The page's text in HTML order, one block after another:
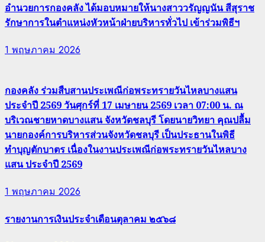
อำนวยการกองคลัง ได้มอบหมายให้นางสาววรัญญนัน สีสุราช
รักษาการในตำแหน่งหัวหน้าฝ่ายบริหารทั่วไป เข้าร่วมพิธีฯ
1 พฤษภาคม 2026
กองคลัง ร่วมสืบสานประเพณีก่อพระทรายวันไหลบางแสน
ประจำปี 2569 วันศุกร์ที่ 17 เมษายน 2569 เวลา 07:00 น. ณ
บริเวณชายหาดบางแสน จังหวัดชลบุรี โดยนายวิทยา คุณปลื้ม
นายกองค์การบริหารส่วนจังหวัดชลบุรี เป็นประธานในพิธี
ทำบุญตักบาตร เนื่องในงานประเพณีก่อพระทรายวันไหลบาง
แสน ประจำปี 2569
1 พฤษภาคม 2026
รายงานการเงินประจำเดือนตุลาคม ๒๕๖๘